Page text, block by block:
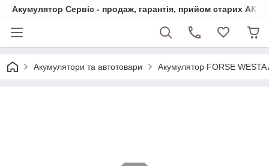
Акумулятор Сервіс - продаж, гарантія, прийом старих АКБ
Акумулятори та автотовари Акумулятор FORSE